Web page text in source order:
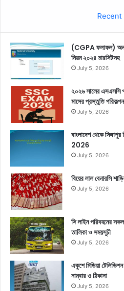
Recent
(CGPA ফলাফল)
নিয়ম ২০২৪ মারসিটসহ
July 5, 2026
২০২৬ সালের এসএসসি
মাসের প্রস্তুতি
July 5, 2026
বাংলাদেশ থেকে
2026
July 5, 2026
বিয়ের লাল বেনারসি
July 5, 2026
সি লাইন পরিবহনের
তালিকা ও সময়সূচী
July 5, 2026
একুশে মিডিয়া
নাম্বার ও ঠিকানা
July 5, 2026